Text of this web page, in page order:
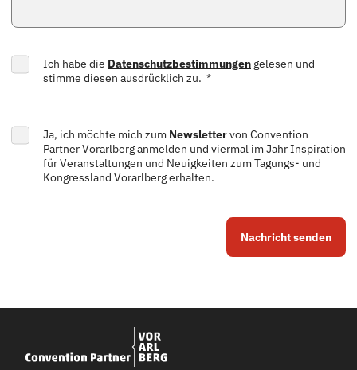
Ich habe die Datenschutzbestimmungen gelesen und
stimme diesen ausdrücklich zu. *
Ja, ich möchte mich zum Newslettervon Convention
Partner Vorarlberg anmelden und viermal im Jahr Inspiration
für Veranstaltungen und Neuigkeiten zum Tagungs- und
Kongressland Vorarlberg erhalten.
Nachricht senden